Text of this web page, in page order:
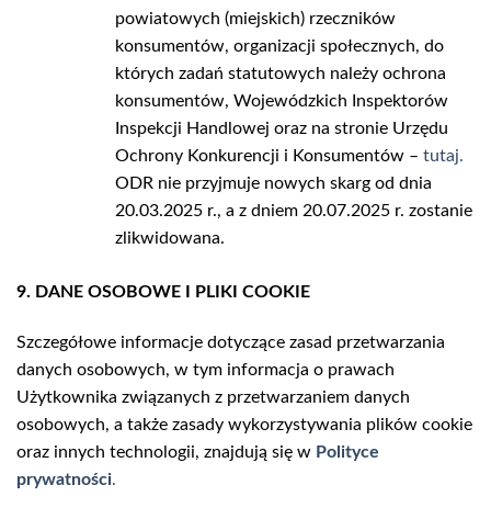
powiatowych (miejskich) rzeczników
konsumentów, organizacji społecznych, do
których zadań statutowych należy ochrona
konsumentów, Wojewódzkich Inspektorów
Inspekcji Handlowej oraz na stronie Urzędu
Ochrony Konkurencji i Konsumentów – tutaj.
ODR nie przyjmuje nowych skarg od dnia
20.03.2025 r., a z dniem 20.07.2025 r. zostanie
zlikwidowana.
9. DANE OSOBOWE I PLIKI COOKIE
Szczegółowe informacje dotyczące zasad przetwarzania
danych osobowych, w tym informacja o prawach
Użytkownika związanych z przetwarzaniem danych
osobowych, a także zasady wykorzystywania plików cookie
oraz innych technologii, znajdują się w Polityce
prywatności.